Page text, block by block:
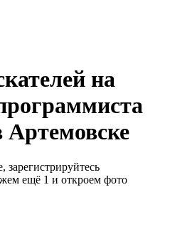
на
Артемовске
зарегистрируйтесь
ещё 1 и откроем фото